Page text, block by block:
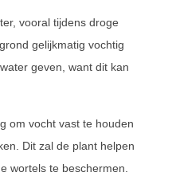
vooral tijdens droge
gelijkmatig vochtig
geven, want dit kan
om vocht vast te houden
Dit zal de plant helpen
wortels te beschermen.